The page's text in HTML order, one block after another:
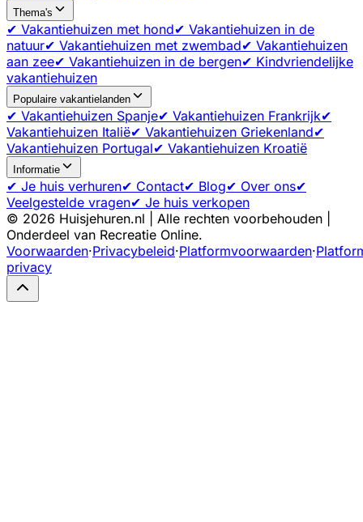
Thema's
✔ Vakantiehuizen met hond✔ Vakantiehuizen in de
natuur✔ Vakantiehuizen met zwembad✔ Vakantiehuizen
aan zee✔ Vakantiehuizen in de bergen✔ Kindvriendelijke
vakantiehuizen
Populaire vakantielanden
✔ Vakantiehuizen Spanje✔ Vakantiehuizen Frankrijk✔
Vakantiehuizen Italië✔ Vakantiehuizen Griekenland✔
Vakantiehuizen Portugal✔ Vakantiehuizen Kroatië
Informatie
✔ Je huis verhuren✔ Contact✔ Blog✔ Over ons✔
Veelgestelde vragen✔ Je huis verkopen
© 2026 Huisjehuren.nl | Alle rechten voorbehouden |
Onderdeel van Recreatie Online.
Voorwaarden·Privacybeleid·Platformvoorwaarden·
privacy